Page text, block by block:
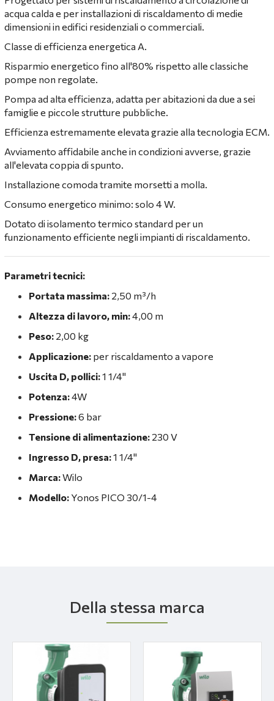
acqua calda e per installazioni di riscaldamento di medie
dimensioni in edifici residenziali o commerciali.
Classe di efficienza energetica A.
Risparmio energetico fino all'80% rispetto alle classiche
pompe non regolate.
Pompa ad alta efficienza, adatta per abitazioni da due a sei
famiglie e piccole strutture pubbliche.
Efficienza estremamente elevata grazie alla tecnologia ECM.
Avviamento affidabile anche in condizioni avverse, grazie
all'elevata coppia di spunto.
Installazione comoda tramite morsetti a molla.
Consumo energetico minimo: solo 4 W.
Dotato di isolamento termico standard per un
funzionamento efficiente negli impianti di riscaldamento.
Parametri tecnici:
Portata massima: 2,50 m³/h
Altezza di lavoro, min:4,00 m
Peso: 2,00 kg
Applicazione: per riscaldamento a vapore
Uscita D, pollici:1 1/4"
Potenza:4W
Pressione:6 bar
Tensione di alimentazione: 230 V
Ingresso D, presa:1 1/4"
Marca:Wilo
Modello: Yonos PICO 30/1-4
Della stessa marca